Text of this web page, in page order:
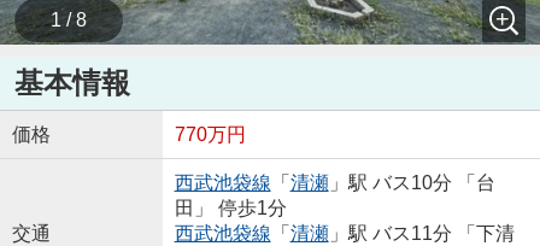
1 / 8
基本情報
価格 770万円
交通
西武池袋線 「 清瀬」駅 バス10分 「台
田」 停歩1分
西武池袋線 「 清瀬」駅 バス11分 「下清